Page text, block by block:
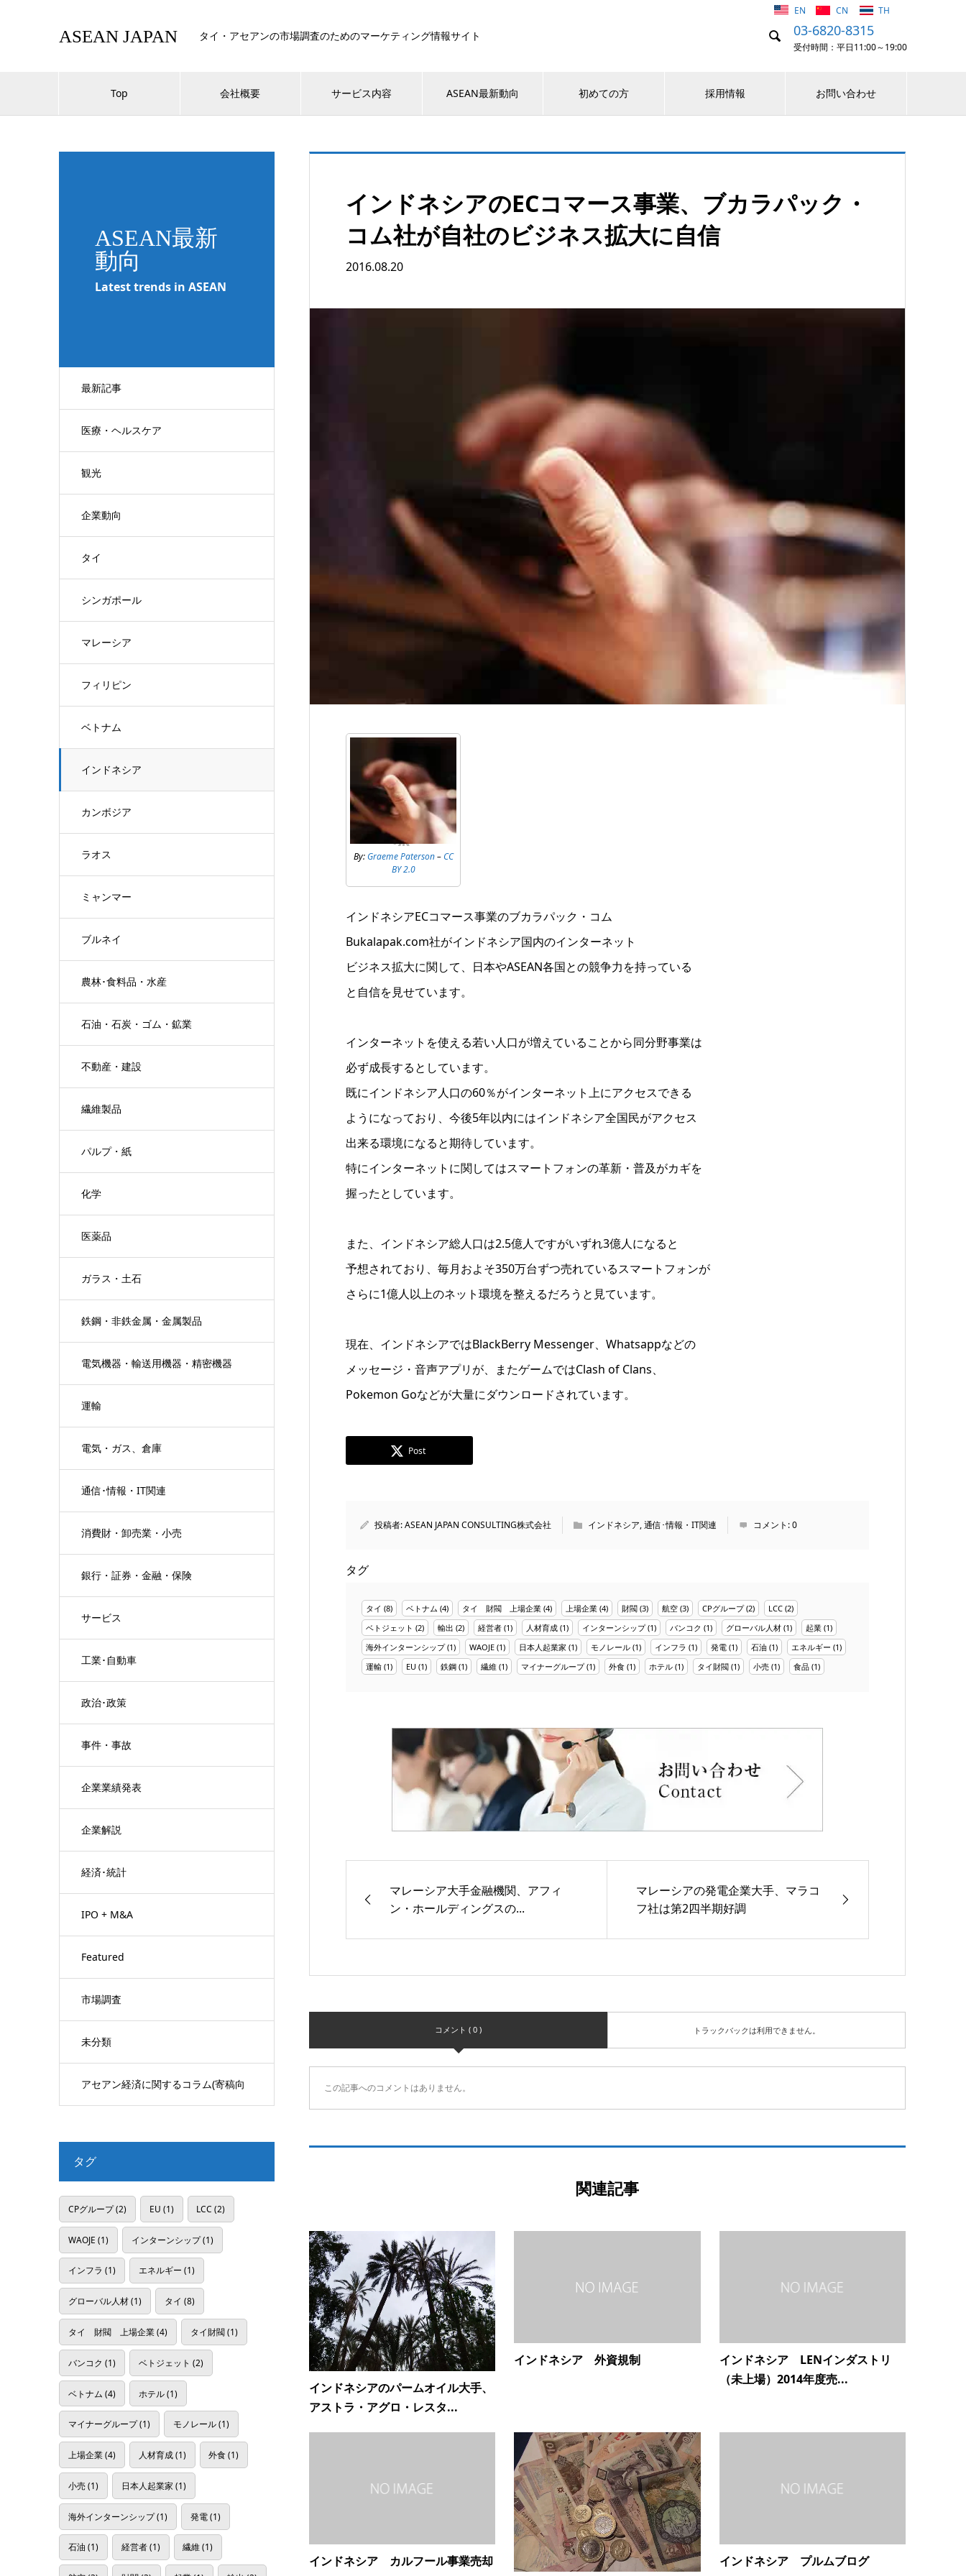
ASEAN JAPAN タイ・アセアンの市場調査のためのマーケティング情報サイト  03-6820-8315
受付時間：平日11:00～19:00
EN CN TH
Top 会社概要 サービス内容 ASEAN最新動向 初めての方 採用情報 お問い合わせ
ASEAN最新
動向
Latest trends in ASEAN
最新記事
医療・ヘルスケア
観光
企業動向
タイ
シンガポール
マレーシア
フィリピン
ベトナム
インドネシア
カンボジア
ラオス
ミャンマー
ブルネイ
農林･食料品・水産
石油・石炭・ゴム・鉱業
不動産・建設
繊維製品
パルプ・紙
化学
医薬品
ガラス・土石
鉄鋼・非鉄金属・金属製品
電気機器・輸送用機器・精密機器
運輸
電気・ガス、倉庫
通信･情報・IT関連
消費財・卸売業・小売
銀行・証券・金融・保険
サービス
工業･自動車
政治･政策
事件・事故
企業業績発表
企業解説
経済･統計
IPO + M&A
Featured
市場調査
未分類
アセアン経済に関するコラム(寄稿向
インドネシアのECコマース事業、ブカラパック・
コム社が自社のビジネス拡大に自信
2016.08.20
By:Graeme Paterson–CC
BY 2.0
インドネシアECコマース事業のブカラパック・コム
Bukalapak.com社がインドネシア国内のインターネット
ビジネス拡大に関して、日本やASEAN各国との競争力を持っている
と自信を見せています。
インターネットを使える若い人口が増えていることから同分野事業は
必ず成長するとしています。
既にインドネシア人口の60％がインターネット上にアクセスできる
ようになっており、今後5年以内にはインドネシア全国民がアクセス
出来る環境になると期待しています。
特にインターネットに関してはスマートフォンの革新・普及がカギを
握ったとしています。
また、インドネシア総人口は2.5億人ですがいずれ3億人になると
予想されており、毎月およそ350万台ずつ売れているスマートフォンが
さらに1億人以上のネット環境を整えるだろうと見ています。
現在、インドネシアではBlackBerry Messenger、Whatsappなどの
メッセージ・音声アプリが、またゲームではClash of Clans、
Pokemon Goなどが大量にダウンロードされています。
Post
投稿者:ASEAN JAPAN CONSULTING株式会社 インドネシア,通信･情報・IT関連 コメント:0
タグ
タイ (8) ベトナム (4) タイ 財閥 上場企業 (4) 上場企業 (4) 財閥 (3) 航空 (3) CPグループ(2) LCC (2)
ベトジェット (2) 輸出 (2) 経営者 (1) 人材育成 (1) インターンシップ(1) バンコク (1) グローバル人材 (1) 起業 (1)
海外インターンシップ(1) WAOJE (1) 日本人起業家 (1) モノレール (1) インフラ (1) 発電 (1) 石油 (1) エネルギー (1)
運輸 (1) EU (1) 鉄鋼 (1) 繊維 (1) マイナーグループ(1) 外食 (1) ホテル (1) タイ財閥 (1) 小売 (1) 食品 (1)
マレーシア大手金融機関、アフィ
ン・ホールディングスの...
マレーシアの発電企業大手、マラコ
フ社は第2四半期好調
コメント ( 0 ) トラックバックは利用できません。
この記事へのコメントはありません。
関連記事
インドネシアのパームオイル大手、
アストラ・アグロ・レスタ...
インドネシア 外資規制
インドネシア LENインダストリ
（未上場）2014年度売...
インドネシア カルフール事業売却 インドネシア プルムブログ
タグ
CPグループ(2) EU (1) LCC (2)
WAOJE (1) インターンシップ(1)
インフラ (1) エネルギー (1)
グローバル人材(1) タイ (8)
タイ 財閥 上場企業(4) タイ財閥(1)
バンコク (1) ベトジェット (2)
ベトナム (4) ホテル(1)
マイナーグループ(1) モノレール(1)
上場企業(4) 人材育成(1) 外食(1)
小売(1) 日本人起業家 (1)
海外インターンシップ(1) 発電(1)
石油 (1) 経営者(1) 繊維(1)